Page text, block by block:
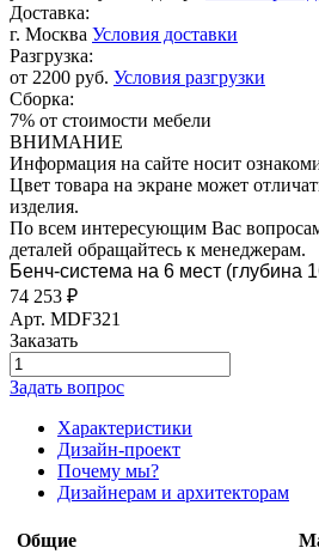
Доставка:
г. Москва Условия доставки
Разгрузка:
от 2200 руб. Условия разгрузки
Сборка:
7% от стоимости мебели
ВНИМАНИЕ
Информация на сайте носит
Цвет товара на экране может
изделия.
По всем интересующим Вас
деталей обращайтесь к менеджерам.
Бенч-система на 6 мест (глубина
74 253 ₽
Арт. MDF321
Заказать
Задать вопрос
Характеристики
Дизайн-проект
Почему мы?
Дизайнерам и архитекторам
Общие